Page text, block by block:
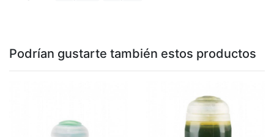
Podrían gustarte también estos productos